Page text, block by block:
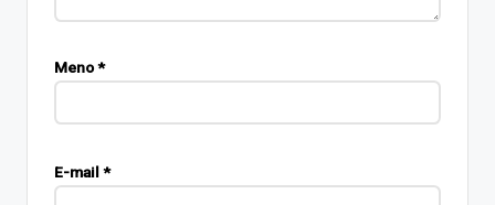
Meno*
E-mail *